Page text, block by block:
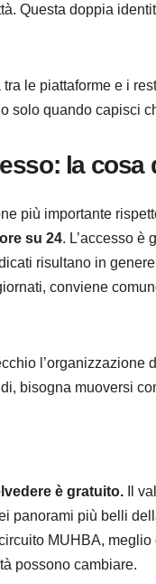
Questa doppia
le piattaforme e i
solo quando capisci
la cosa
più importante
su 24. L’accesso è
risultano in
conviene
l’organizzazione
bisogna muoversi
è gratuito. Il
panorami più belli
MUHBA,
possono cambiare.